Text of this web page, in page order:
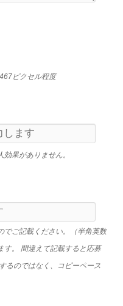
ピクセル程度
果がありません。
でご記載ください。（半角英数
す。 間違えて記載すると応募
るのではなく、コピーペース